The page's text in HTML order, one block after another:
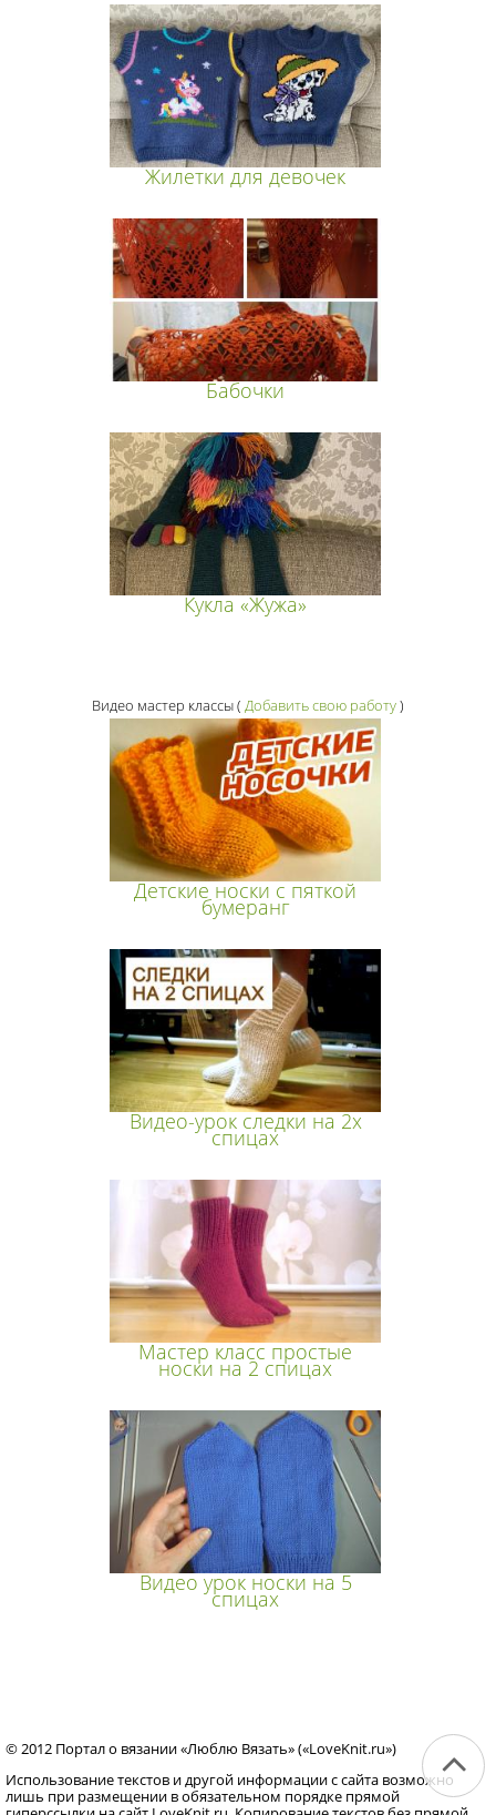
Жилетки для девочек
Бабочки
Кукла «Жужа»
Видео мастер классы( Добавить свою работу)
Детские носки с пяткой
бумеранг
Видео-урок следки на 2х
спицах
Мастер класс простые
носки на 2 спицах
Видео урок носки на 5
спицах
© 2012 Портал о вязании «Люблю Вязать» («LoveKnit.ru»)
Использование текстов и другой информации с сайта возможно
лишь при размещении в обязательном порядке прямой